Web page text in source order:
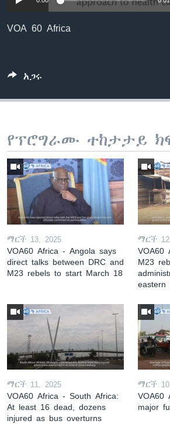
VOA 60 Africa
አጋሩ
የፕሮግራሙ ተከታታይ
ማርች 13, 2025
VOA60 Africa - Angola says
direct talks between DRC and
M23 rebels to start March 18
ማርች
VOA60
M23
eastern
ማርች 11, 2025
VOA60 Africa - South Africa:
At least 16 dead, dozens
injured as bus overturns
ማርች
VOA60
major